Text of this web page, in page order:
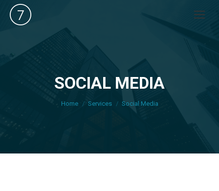
SOCIAL MEDIA
You are here:
Home Services Social Media